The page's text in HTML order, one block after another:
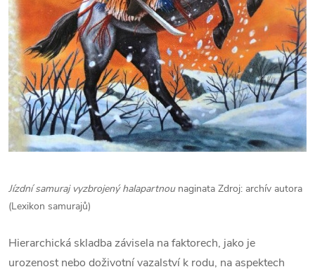
Jízdní samuraj vyzbrojený halapartnou naginata Zdroj: archív autora
(Lexikon samurajů)
Hierarchická skladba závisela na faktorech, jako je
urozenost nebo doživotní vazalství k rodu, na aspektech